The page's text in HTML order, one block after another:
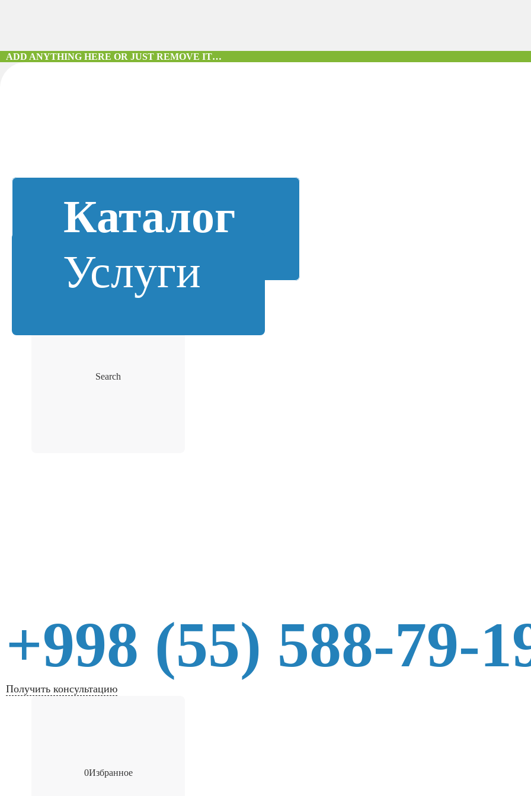
ADD ANYTHING HERE OR JUST REMOVE IT…
Каталог
Услуги
Search
+998 (55) 588-79-
Получить консультацию
0Избранное